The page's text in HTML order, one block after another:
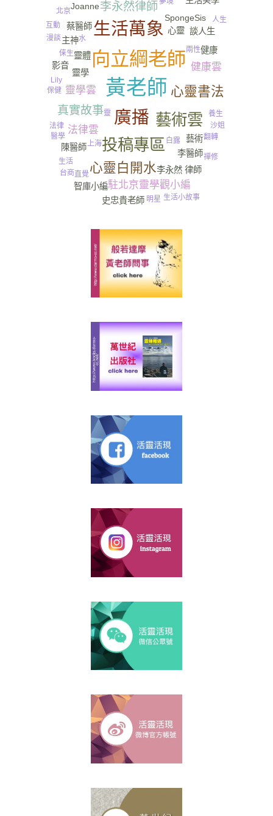
黃老師
向立綱老師
廣播
生活萬象
投稿專區
藝術雲
心靈白開水
心靈書法
李永然律師
真實故事
健康雲
駐北京靈學觀小編
靈學雲
法律雲
心靈
李醫師
靈體
Joanne
靈學
蔡醫師
SpongeSis
主神
李永然 律師
影音
談人生
史忠貴老師
健康
陳醫師
藝術
智庫小編
養生
保健
上海
Lily
白露 翻轉
沙姐
醫學
生活小故事
生活
法律
互動
直覺
明星
漫談
俫生
靈
北京
禪修
人生
兩性
台商
水